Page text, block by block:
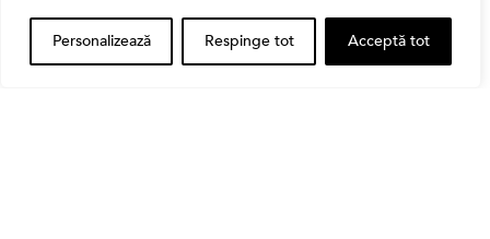
Personalizează Respinge tot Acceptă tot